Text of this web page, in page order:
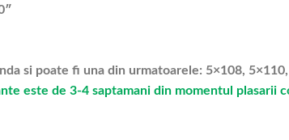
si poate fi una din urmatoarele: 5×108,
este de 3-4 saptamani din momentul plasarii